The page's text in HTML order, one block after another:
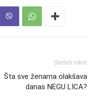
Sledeći tekst
Šta sve ženama olakšava
danas NEGU LICA?